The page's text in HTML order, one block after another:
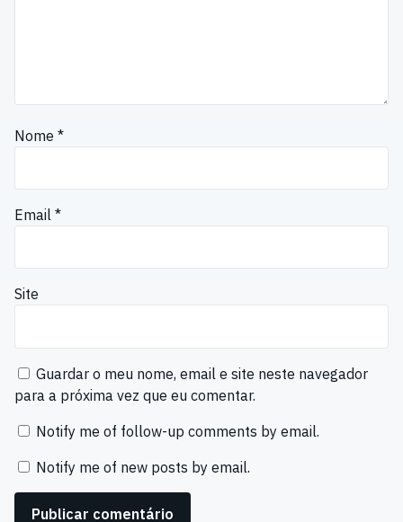
Nome *
Email *
Site
Guardar o meu nome, email e site neste navegador
para a próxima vez que eu comentar.
Notify me of follow-up comments by email.
Notify me of new posts by email.